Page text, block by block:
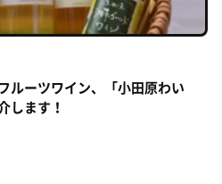
ルーツワイン、「小田原わい
します！